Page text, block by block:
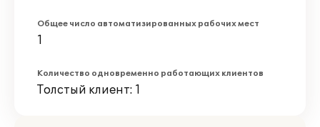
Общее число автоматизированных рабочих мест
1
Количество одновременно работающих клиентов
Толстый клиент: 1